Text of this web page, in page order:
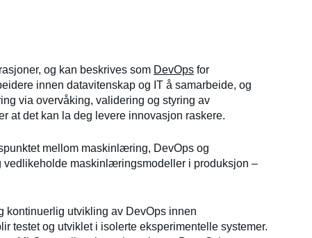
og kan beskrives som DevOps for
innen datavitenskap og IT å samarbeide, og
via overvåking, validering og styring av
at det kan la deg levere innovasjon raskere.
mellom maskinlæring, DevOps og
vedlikeholde maskinlæringsmodeller i produksjon –
kontinuerlig utvikling av DevOps innen
testet og utviklet i isolerte eksperimentelle systemer.